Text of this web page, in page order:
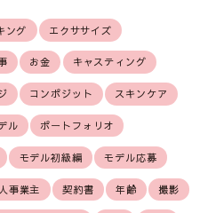
ング エクササイズ
お金 キャスティング
コンポジット スキンケア
ル ポートフォリオ
モデル初級編 モデル応募
事業主 契約書 年齢 撮影